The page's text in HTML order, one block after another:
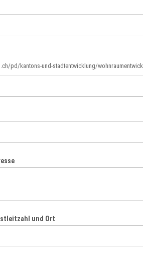
pd/kantons-und-stadtentwicklung/
und Ort